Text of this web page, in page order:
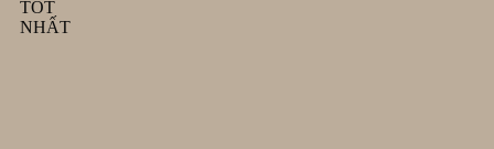
TỐT
NHẤT